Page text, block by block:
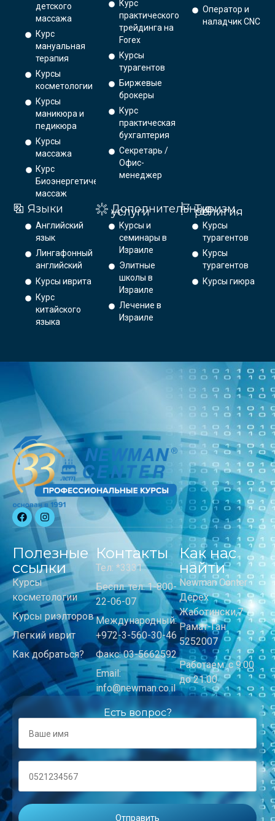
детского
массажа
Курс
мануальная
терапия
Курсы
косметологии
Курсы
маникюра и
педикюра
Курсы
массажа
Курс
Биоэнергетический
массаж
Курс
практического
трейдинга на
Forex
Курсы
турагентов
Биржевые
брокеры
Курс
практическая
бухгалтерия
Секретарь /
Офис-
менеджер
Оператор и
наладчик CNC
Языки
Английский
язык
Лингафонный
английский
Курсы иврита
Курс
китайского
языка
Дополнительные
услуги
Курсы и
семинары в
Израиле
Элитные
школы в
Израиле
Лечение в
Израиле
Туризм,
религия
Курсы
турагентов
Курсы
турагентов
Курсы гиюра
Полезные
ссылки
Курсы
косметологии
Курсы риэлторов
Легкий иврит
Как добраться?
Контакты
Тел: *3331
Беспл. тел: 1-800-
22-06-07
Международный:
+972-3-560-30-46
Факс: 03-5662592
Email:
info@newman.co.il
Как нас
найти
Newman Center
Дерех
Жаботински,7
Рамат-Ган
5252007
Работаем: с 9:00
до 21:00
Есть вопрос?